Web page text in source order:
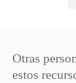
Otras
estos